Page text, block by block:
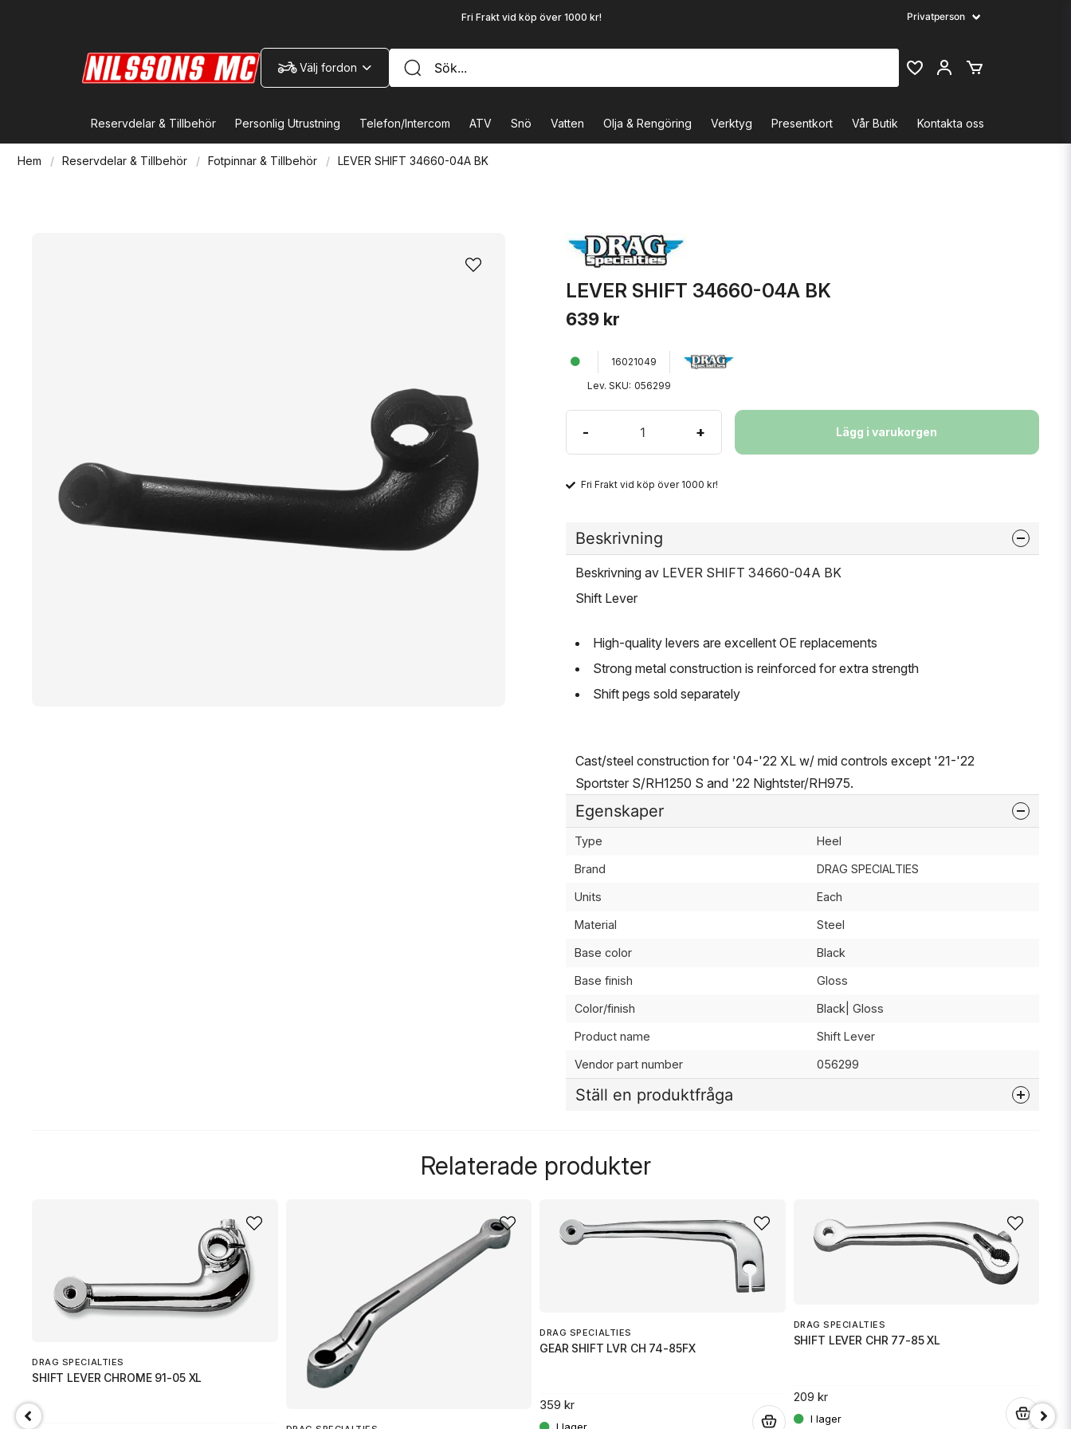
Fri Frakt vid köp över 1000 kr!
Välj fordon
Reservdelar & Tillbehör Personlig Utrustning Telefon/Intercom ATV Snö Vatten Olja & Rengöring Verktyg Presentkort Vår Butik Kontakta oss
Hem Reservdelar & Tillbehör Fotpinnar & Tillbehör LEVER SHIFT 34660-04A BK
LEVER SHIFT 34660-04A BK
639 kr
16021049
Lev. SKU: 056299
- + Lägg i varukorgen
Fri Frakt vid köp över 1000 kr!
Beskrivning
Beskrivning av LEVER SHIFT 34660-04A BK
Shift Lever
High-quality levers are excellent OE replacements
Strong metal construction is reinforced for extra strength
Shift pegs sold separately
Cast/steel construction for '04-'22 XL w/ mid controls except '21-'22
Sportster S/RH1250 S and '22 Nightster/RH975.
Egenskaper
Type Heel
Brand DRAG SPECIALTIES
Units Each
Material Steel
Base color Black
Base finish Gloss
Color/finish Black| Gloss
Product name Shift Lever
Vendor part number 056299
Ställ en produktfråga
name
Namn email
Mejladress
Ja, ni får publicera min fråga
Relaterade produkter
DRAG SPECIALTIES
SHIFT LEVER CHROME 91-05 XL
DRAG SPECIALTIES
GEAR SHIFT LVR CH 74-85FX
359 kr
DRAG SPECIALTIES
SHIFT LEVER CHR 77-85 XL
209 kr